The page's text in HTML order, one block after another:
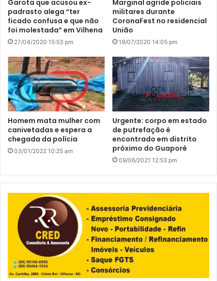
Garota que acusou ex-
padrasto alega “ter
ficado confusa e que não
foi molestada” em Vilhena
27/04/2020 15:53 pm
Marginal agride policiais
militares durante
CoronaFest no residencial
União
19/07/2020 14:05 pm
Homem mata mulher com
canivetadas e espera a
chegada da polícia
03/01/2022 10:25 am
Urgente: corpo em estado
de putrefação é
encontrado em distrito
próximo do Guaporé
09/06/2021 12:53 pm